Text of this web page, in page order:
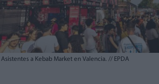
Asistentes a Kebab Market en Valencia. // EPDA